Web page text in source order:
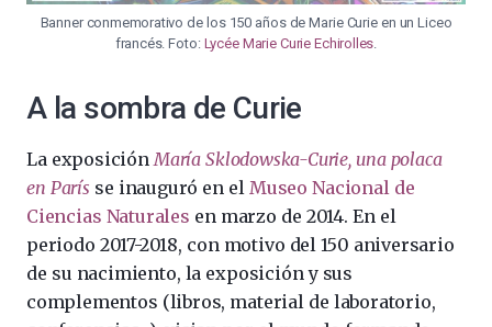
Banner conmemorativo de los 150 años de Marie Curie en un Liceo
francés. Foto: Lycée Marie Curie Echirolles
A la sombra de Curie
La exposición María Sklodowska-Curie, una polaca
en París se inauguró en el Museo Nacional de
Ciencias Naturales en marzo de 2014. En el
periodo 2017-2018, con motivo del 150 aniversario
de su nacimiento, la exposición y sus
complementos (libros, material de laboratorio,